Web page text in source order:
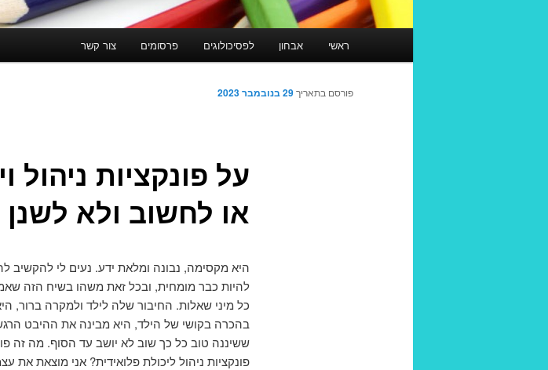
ראשי אבחון לפסיכולוגים פרסומים צור קשר
על פונקציות ניהול
או לחשוב ולא לשנן
פורסם בתאריך29 בנובמבר 2023
היא מקסימה, נבונה ומלאת ידע. נעים לי להקשיב
להיות כבר מומחית, ובכל זאת משהו בשיח הזה
כל מיני שאלות. החיבור שלה לילד ולמקרה
בהכרה בקושי של הילד, היא מבינה את ההיבט
ששיננה טוב כל כך שוב לא יושב עד הסוף. מה זה
פונקציות ניהול ליכולת פלואידית? אני מוצאת את